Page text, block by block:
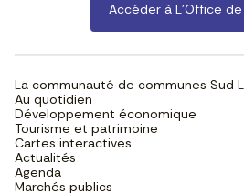
Accéder à L’Office
La communauté de communes Sud
Au quotidien
Développement économique
Tourisme et patrimoine
Cartes interactives
Actualités
Agenda
Marchés publics